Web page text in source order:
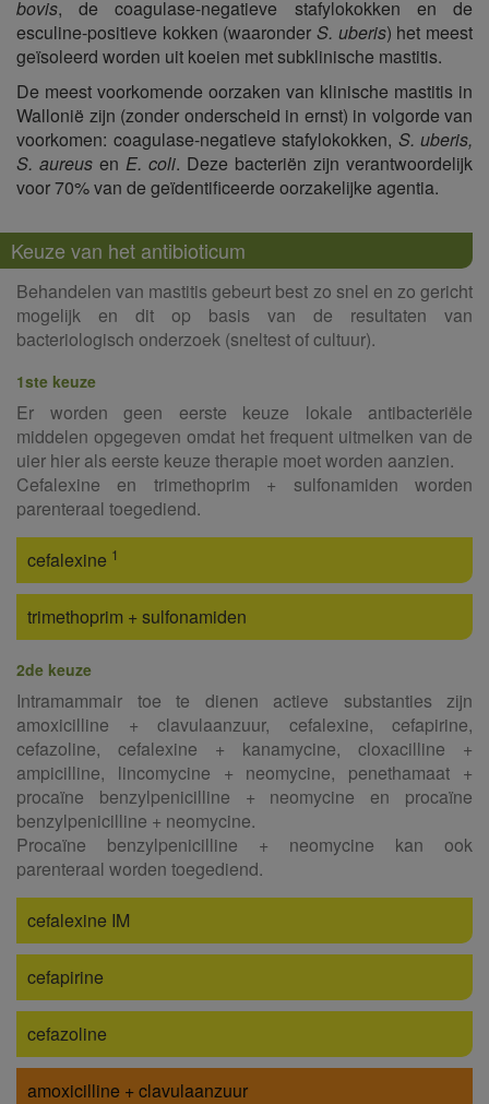
bovis, de coagulase-negatieve stafylokokken en de
esculine-positieve kokken (waaronder S. uberis) het meest
geïsoleerd worden uit koeien met subklinische mastitis.
De meest voorkomende oorzaken van klinische mastitis in
Wallonië zijn (zonder onderscheid in ernst) in volgorde van
voorkomen: coagulase-negatieve stafylokokken, S. uberis,
S. aureus en E. coli. Deze bacteriën zijn verantwoordelijk
voor 70% van de geïdentificeerde oorzakelijke agentia.
Keuze van het antibioticum
Behandelen van mastitis gebeurt best zo snel en zo gericht
mogelijk en dit op basis van de resultaten van
bacteriologisch onderzoek (sneltest of cultuur).
1ste keuze
Er worden geen eerste keuze lokale antibacteriële
middelen opgegeven omdat het frequent uitmelken van de
uier hier als eerste keuze therapie moet worden aanzien.
Cefalexine en trimethoprim + sulfonamiden worden
parenteraal toegediend.
cefalexine 1
trimethoprim + sulfonamiden
2de keuze
Intramammair toe te dienen actieve substanties zijn
amoxicilline + clavulaanzuur, cefalexine, cefapirine,
cefazoline, cefalexine + kanamycine, cloxacilline +
ampicilline, lincomycine + neomycine, penethamaat +
procaïne benzylpenicilline + neomycine en procaïne
benzylpenicilline + neomycine.
Procaïne benzylpenicilline + neomycine kan ook
parenteraal worden toegediend.
cefalexine IM
cefapirine
cefazoline
amoxicilline + clavulaanzuur